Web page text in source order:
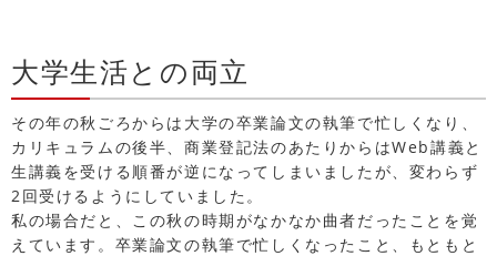
大学生活との両立
その年の秋ごろからは大学の卒業論文の執筆で忙しくなり、
カリキュラムの後半、商業登記法のあたりからはWeb講義と
生講義を受ける順番が逆になってしまいましたが、変わらず
2回受けるようにしていました。
私の場合だと、この秋の時期がなかなか曲者だったことを覚
えています。卒業論文の執筆で忙しくなったこと、もともと